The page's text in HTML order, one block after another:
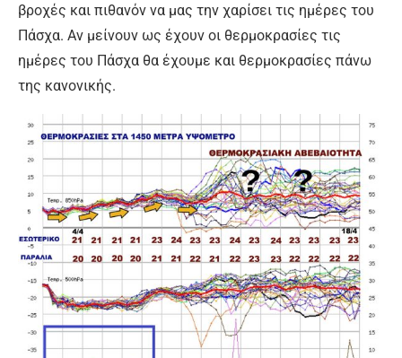
βροχές και πιθανόν να μας την χαρίσει τις ημέρες του
Πάσχα. Αν μείνουν ως έχουν οι θερμοκρασίες τις
ημέρες του Πάσχα θα έχουμε και θερμοκρασίες πάνω
της κανονικής.